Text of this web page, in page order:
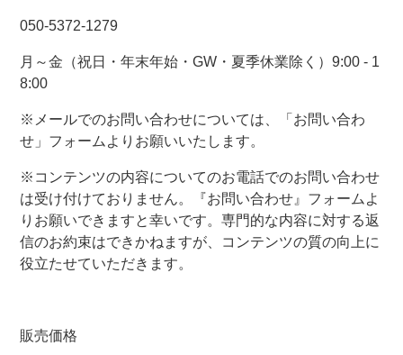
050-5372-1279
月～金（祝日・年末年始・GW・夏季休業除く）9:00 - 1
8:00
※メールでのお問い合わせについては、「お問い合わ
せ」フォームよりお願いいたします。
※コンテンツの内容についてのお電話でのお問い合わせ
は受け付けておりません。『お問い合わせ』フォームよ
りお願いできますと幸いです。専門的な内容に対する返
信のお約束はできかねますが、コンテンツの質の向上に
役立たせていただきます。
販売価格